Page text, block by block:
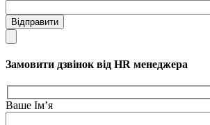
Відправити
Замовити дзвінок від HR менеджера
Ваше Ім’я